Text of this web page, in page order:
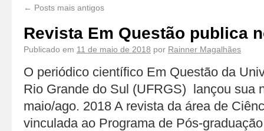
← Posts mais antigos
Revista Em Questão publica
Publicado em 11 de maio de 2018 por Rainner Magalhães
O periódico científico Em Questão da
Rio Grande do Sul (UFRGS) lançou sua
maio/ago. 2018 A revista da área de
vinculada ao Programa de Pós-